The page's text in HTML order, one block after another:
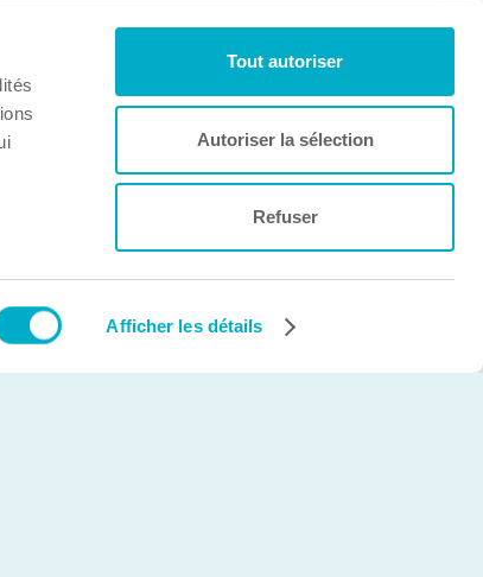
Afficher les détails
Tout autoriser
Autoriser la sélection
Refuser
Création et développement Web cinetic.ca